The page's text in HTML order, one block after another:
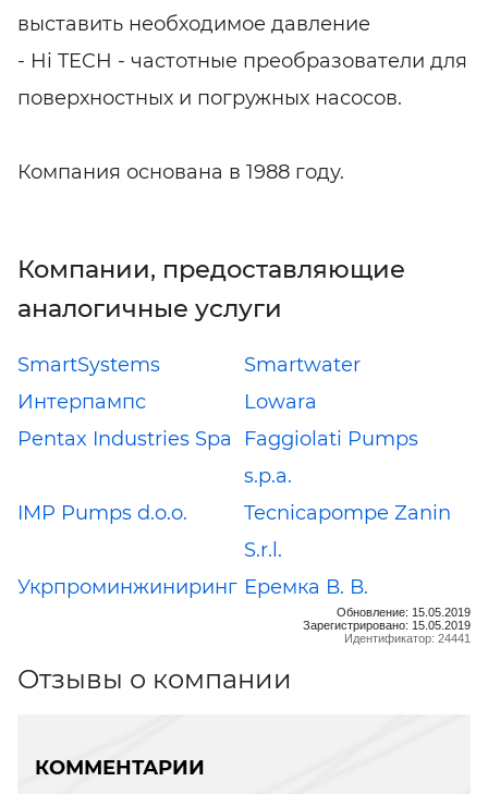
выставить необходимое давление
- Hi TECH - частотные преобразователи для
поверхностных и погружных насосов.
Компания основана в 1988 году.
Компании, предоставляющие
аналогичные услуги
SmartSystems
Smartwater
Интерпампс
Lowara
Pentax Industries Spa
Faggiolati Pumps
s.p.a.
IMP Pumps d.o.o.
Tecnicapompe Zanin
S.r.l.
Укрпроминжиниринг Еремка В. В.
Обновление: 15.05.2019
Зарегистрировано: 15.05.2019
Идентификатор: 24441
Отзывы о компании
КОММЕНТАРИИ